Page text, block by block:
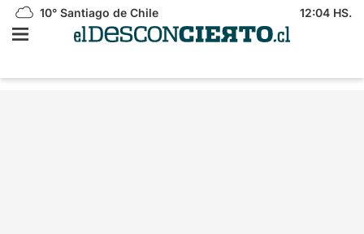
10° Santiago de Chile 12:04 HS.